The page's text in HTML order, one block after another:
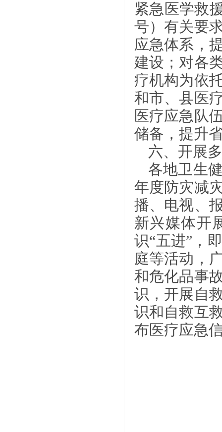
紧急医学救
号）有关要
应急体系，
建设；对各
疗机构为依
和市、县医
医疗应急队
储备，提升
六、开展
各地卫生
年度防灾减
播、电视、
新兴媒体开
识“五进”，
庭等活动，
和危化品事
识，开展自
识和自救互
布医疗应急